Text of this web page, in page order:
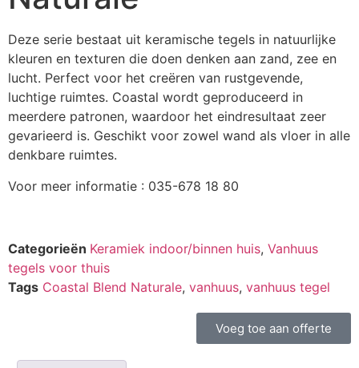
Deze serie bestaat uit keramische tegels in natuurlijke
kleuren en texturen die doen denken aan zand, zee en
lucht. Perfect voor het creëren van rustgevende,
luchtige ruimtes. Coastal wordt geproduceerd in
meerdere patronen, waardoor het eindresultaat zeer
gevarieerd is. Geschikt voor zowel wand als vloer in alle
denkbare ruimtes.
Voor meer informatie : 035-678 18 80
Categorieën Keramiek indoor/binnen huis, Vanhuus
tegels voor thuis
Tags Coastal Blend Naturale, vanhuus, vanhuus tegel
Voeg toe aan offerte